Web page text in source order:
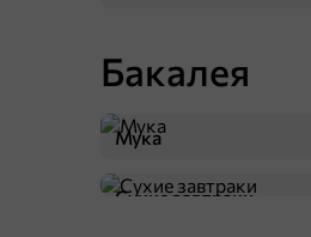
34,9 ₽ 209 г
Бакалея
Мука
Сухие завтраки